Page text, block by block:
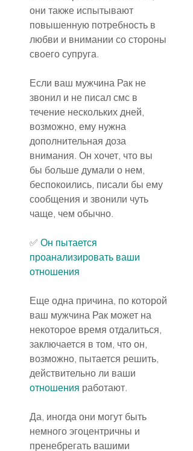
они также испытывают
повышенную потребность в
любви и внимании со стороны
своего супруга.
Если ваш мужчина Рак не
звонил и не писал смс в
течение нескольких дней,
возможно, ему нужна
дополнительная доза
внимания. Он хочет, что вы
бы больше думали о нем,
беспокоились, писали бы ему
сообщения и звонили чуть
чаще, чем обычно.
✅ Он пытается
проанализировать ваши
отношения
Еще одна причина, по которой
ваш мужчина Рак может на
некоторое время отдалиться,
заключается в том, что он,
возможно, пытается решить,
действительно ли ваши
отношения работают.
Да, иногда они могут быть
немного эгоцентричны и
пренебрегать вашими